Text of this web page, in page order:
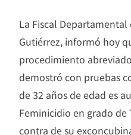
La Fiscal Departamental
Gutiérrez, informó hoy
procedimiento
demostró con pruebas
de 32 años de edad es
Feminicidio en grado
contra de su